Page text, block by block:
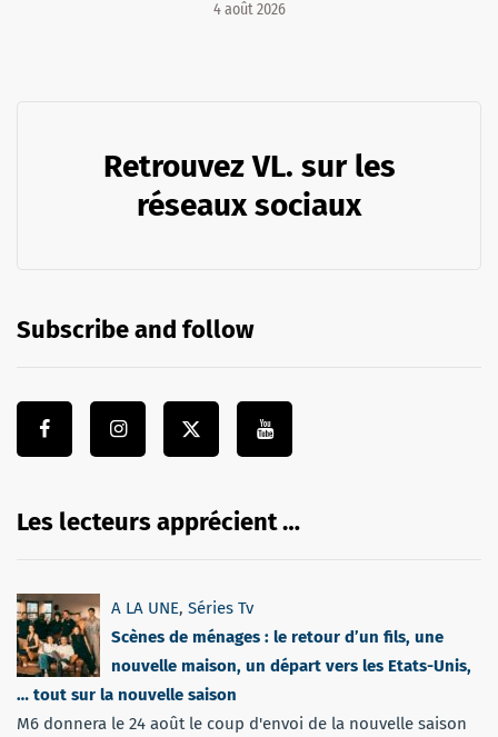
4 août 2026
Retrouvez VL. sur les
réseaux sociaux
Subscribe and follow
Les lecteurs apprécient …
A LA UNE, Séries Tv
Scènes de ménages : le retour d’un fils, une
nouvelle maison, un départ vers les Etats-Unis,
… tout sur la nouvelle saison
M6 donnera le 24 août le coup d'envoi de la nouvelle saison